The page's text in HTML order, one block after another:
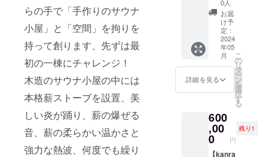
らの手で「手作りのサウナ
小屋」と「空間」を拘りを
持って創ります、先ずは最
初の一棟にチャレンジ！
木造のサウナ小屋の中には
本格薪ストーブを設置、美
しい炎が踊り、薪の爆ぜる
音、薪の柔らかい温かさと
強力な熱波、何度でも繰り
す。
の第一
希望
日、第
二希望
日、第
三希望
日を備
考欄に
記載下
さい、
場合は
「未
定」と
記載下
さい。
度が前
後する
場合が
ござい
ますの
でご了
承くだ
さい。
※ご利用
の際
接予約
をお願
いしま
す。
（有効
必要な
もの・
タオ
ル、サ
ンダ
ル。 ＊
その他
ル・サ
ウナポ
（持ち
込み
可） ※
季節や
外気温
間
10:30~
12:30・
13:00~
15:00・
15:30~
17:30・
ナ
18:00~
20:00（
かの時
間でご
利用い
ただけ
も安心
してご
来場く
ださ
い。 ご
用意い
ただく
物とア
メニ
の食
材、食
材は途
中の道
プ用具
一式レ
ンタル
とキャ
ンピン
グサ
ポート
が付い
ていま
ポート
いたし
ますか
らご安
す、通
常予約
サイト
での販
売は2ヶ
月前か
らとな
ります
間内は
いつで
もご予
約が可
ます。
・サウ
ナチ
ケット
（日帰
りサウ
ナ小屋
貸切、
全曜日
のご利
能・４
名様）
・優先
予約を
お取り
サウナ
チケッ
ト進
呈。 サ
ステナ
ブルな
施設に
は必要
不可欠
な「バ
イレ」
の購
入、設
置資金
をサ
0人
お届
け予
定：
2024
年05
月
詳細を見る
こ
の
リ
タ
ー
ン
を
選
択
す
る
600
,00
0 円
残り1
【kanra